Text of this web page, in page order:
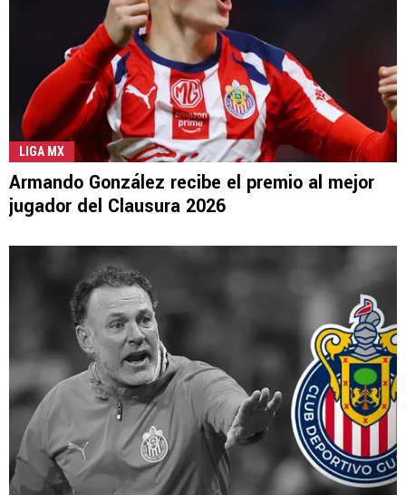
LIGA MX
Armando González recibe el premio al mejor
jugador del Clausura 2026